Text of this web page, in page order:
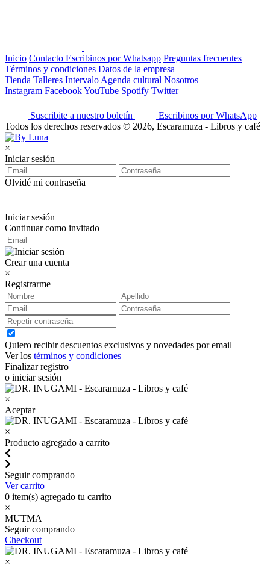
Inicio Contacto Escribinos por Whatsapp Preguntas frecuentes
Términos y condiciones Datos de la empresa
Tienda Talleres Intervalo Agenda cultural Nosotros
Instagram FacebookYouTube Spotify Twitter
Suscribite a nuestro boletín
Escribinos por WhatsApp
Todos los derechos reservados © 2026, Escaramuza - Libros y café
×
Iniciar sesión
Olvidé mi contraseña
Iniciar sesión
Continuar como invitado
Crear una cuenta
×
Registrarme
Quiero recibir descuentos exclusivos y novedades por email
Ver los términos y condiciones
Finalizar registro
o iniciar sesión
×
Aceptar
×
Producto agregado a carrito
Seguir comprando
Ver carrito
0 item(s) agregado tu carrito
×
MUTMA
Seguir comprando
Checkout
×